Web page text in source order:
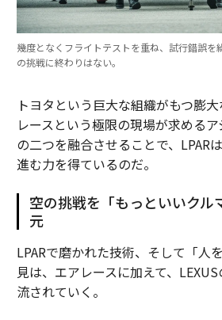
幾度となくフライトテストを重ね、試行錯誤を
の挑戦に終わりはない。
トヨタという巨大な組織がもつ膨
レースという極限の現場が求める
の二つを融合させることで、LPAR
進む力を得ているのだ。
空の挑戦を「もっといいクル
元
LPARで磨かれた技術、そして「人
見は、エアレースに加えて、
流されていく。